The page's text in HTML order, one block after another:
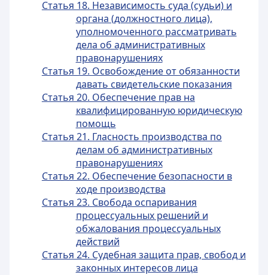
Статья 18. Независимость суда (судьи) и
органа (должностного лица),
уполномоченного рассматривать
дела об административных
правонарушениях
Статья 19. Освобождение от обязанности
давать свидетельские показания
Статья 20. Обеспечение прав на
квалифицированную юридическую
помощь
Статья 21. Гласность производства по
делам об административных
правонарушениях
Статья 22. Обеспечение безопасности в
ходе производства
Статья 23. Свобода оспаривания
процессуальных решений и
обжалования процессуальных
действий
Статья 24. Судебная защита прав, свобод и
законных интересов лица